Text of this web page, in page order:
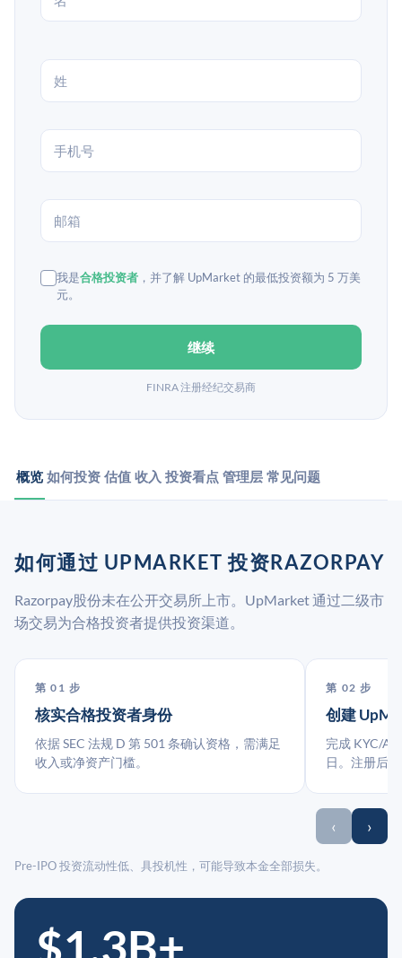
我是合格投资者 ，并了解 UpMarket 的最低投资额为 5 万美
元。
继续
FINRA 注册经纪交易商
概览 如何投资 估值 收入 投资看点 管理层 常见问题
如何通过 UPMARKET 投资RAZORPAY
Razorpay股份未在公开交易所上市。UpMarket 通过二级市
场交易为合格投资者提供投资渠道。
第 01 步
核实合格投资者身份
依据 SEC 法规 D 第 501 条确认资格，需满足
收入或净资产门槛。
第 02 步
创建
完成 KYC/
日。注册后
‹ ›
Pre-IPO 投资流动性低、具投机性，可能导致本金全部损失。
$1.3B+